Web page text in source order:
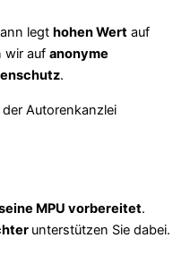
legt hohen Wert auf
wir auf anonyme
.
MPU vorbereitet.
unterstützen Sie dabei.